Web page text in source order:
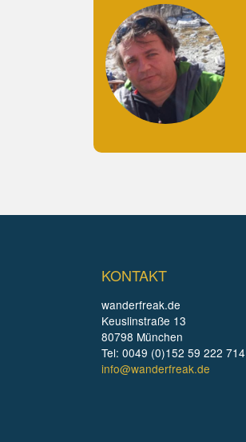
KONTAKT
wanderfreak.de
Keuslinstraße 13
80798 München
Tel: 0049 (0)152 59 222 714
info@wanderfreak.de